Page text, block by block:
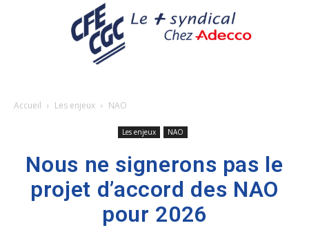
Accueil Les enjeux NAO
Les enjeux NAO
Nous ne signerons pas le
projet d’accord des NAO
pour 2026